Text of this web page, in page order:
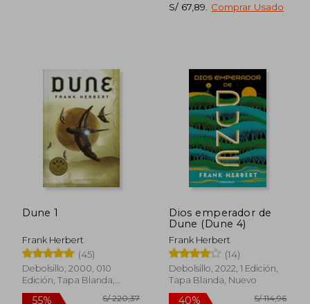
55%
dcto. S/ 74,36
55%
dcto.
S/ 67,89
Comprar Usado
Dune 1
Frank Herbert
(45)
Debolsillo, 2000, 010
Edición, Tapa Blanda,
Usado
Dios emperador de
Dune (Dune 4)
Frank Herbert
(14)
Debolsillo, 2022, 1 Edición,
Tapa Blanda, Nuevo